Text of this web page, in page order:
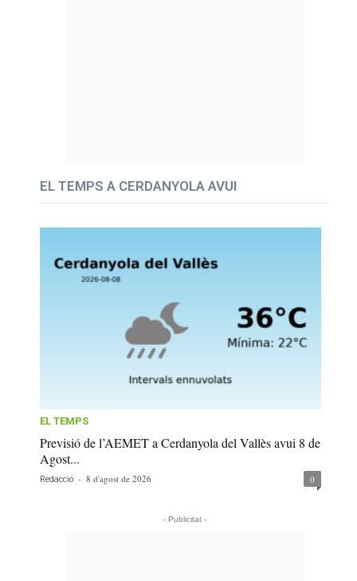
EL TEMPS A CERDANYOLA AVUI
EL TEMPS
Previsió de l’AEMET a Cerdanyola del Vallès avui 8 de
Agost...
Redacció - 8 d'agost de 2026 0
- Publicitat -